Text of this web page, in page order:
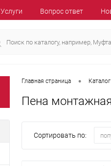
Услуги Вопрос ответ
Главная страница •
Пена
Сортировать по: